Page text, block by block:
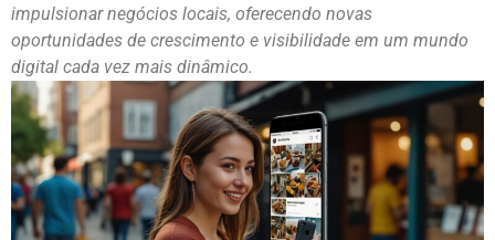
impulsionar negócios locais, oferecendo novas
oportunidades de crescimento e visibilidade em um mundo
digital cada vez mais dinâmico.